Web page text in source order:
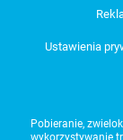
Ustawienia
Pobieranie,
wykorzystywanie